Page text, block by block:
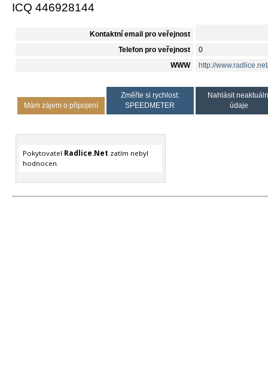
ICQ 446928144
Kontaktní email pro veřejnost
Telefon pro veřejnost 0
WWW http://
Mám zájem o připojení
Změřte si rychlost:
SPEEDMETER
Nahlásit
údaje
Pokytovatel Radlice.Net zatím nebyl
hodnocen.